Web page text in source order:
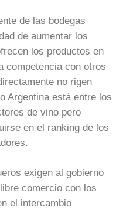
de las bodegas
de aumentar los
los productos en
competencia con otros
no rigen
Argentina está entre los
de vino pero
en el ranking de los
exigen al gobierno
comercio con los
el intercambio